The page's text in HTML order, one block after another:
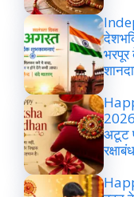
भरपूर
अटूट